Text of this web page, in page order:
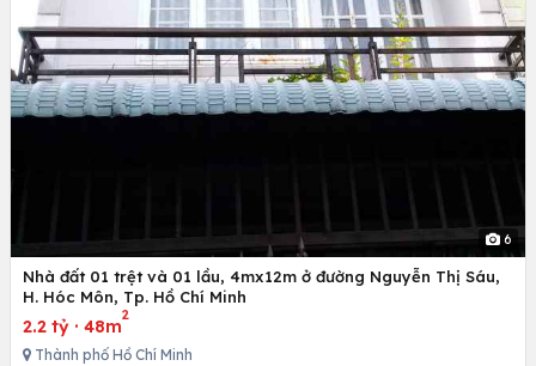
6
Nhà đất 01 trệt và 01 lầu, 4mx12m ở đường Nguyễn Thị Sáu,
H. Hóc Môn, Tp. Hồ Chí Minh
2.2 tỷ · 48m
2
Thành phố Hồ Chí Minh